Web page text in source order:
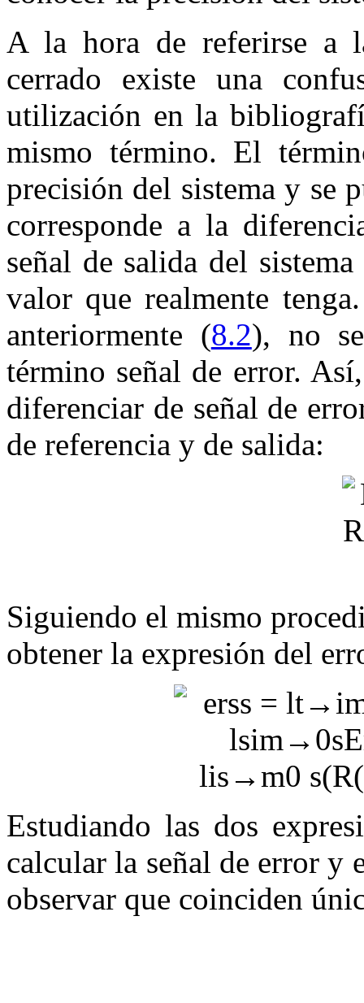
A la hora de referirse a
cerrado existe una
utilización en la
mismo término. El
precisión del sistema y se
corresponde a la
señal de salida del
valor que realmente
anteriormente (8.2), no
término señal de error.
diferenciar de señal de
de referencia y de salida:
Siguiendo el mismo
obtener la expresión del
Estudiando las dos
calcular la señal de error y
observar que coinciden